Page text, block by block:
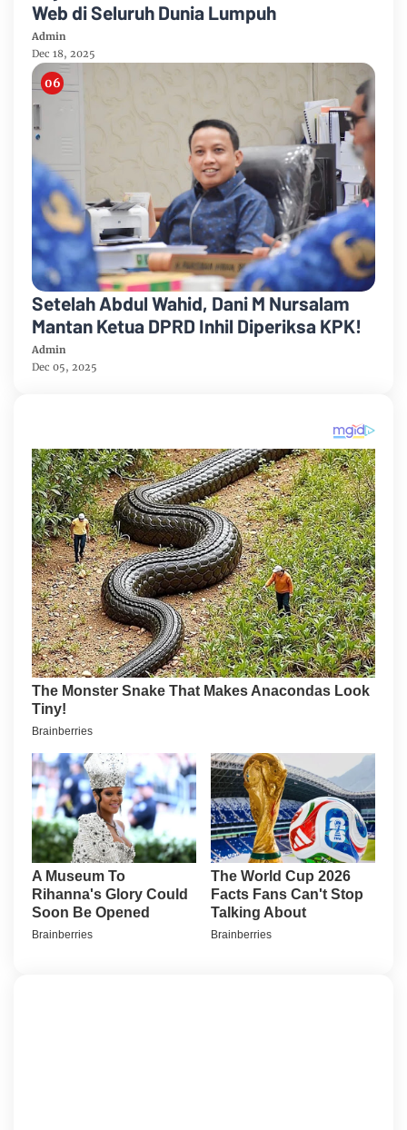
Web di Seluruh Dunia Lumpuh
Admin
Dec 18, 2025
Setelah Abdul Wahid, Dani M Nursalam
Mantan Ketua DPRD Inhil Diperiksa KPK!
Admin
Dec 05, 2025